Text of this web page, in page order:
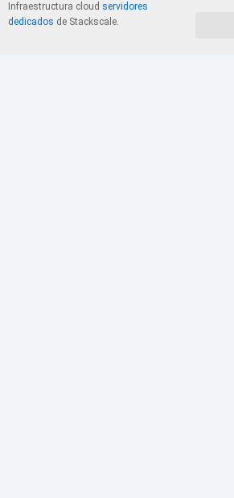
Infraestructura cloud servidores
dedicados de Stackscale.